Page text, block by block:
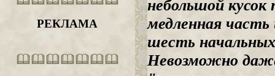
РЕКЛАМА
небольшой кусок
медленная
шесть
Невозможно